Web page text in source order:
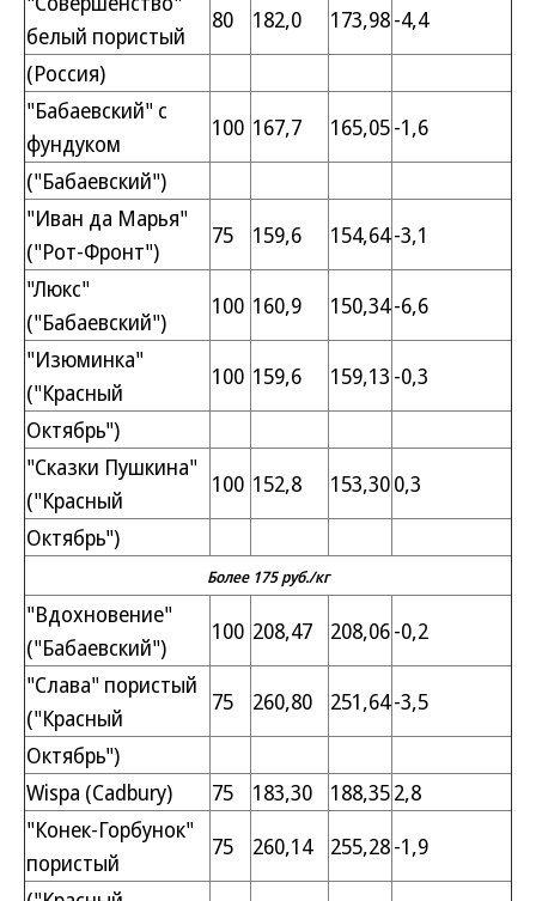
белый пористый
80 182,0 173,98-4,4
(Россия)
"Бабаевский" с
фундуком
100 167,7 165,05-1,6
("Бабаевский")
"Иван да Марья"
("Рот-Фронт")
75 159,6 154,64-3,1
"Люкс"
("Бабаевский")
100 160,9 150,34-6,6
"Изюминка"
("Красный
100 159,6 159,13 -0,3
Октябрь")
"Сказки Пушкина"
("Красный
100 152,8 153,300,3
Октябрь")
Более 175 руб./кг
"Вдохновение"
("Бабаевский")
100 208,47 208,06-0,2
"Слава" пористый
("Красный
75 260,80 251,64-3,5
Октябрь")
Wispa (Cadbury)
75 183,30 188,352,8
"Конек-Горбунок"
пористый
75 260,14 255,28-1,9